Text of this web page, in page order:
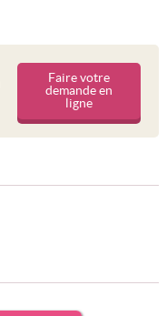
Faire votre
demande en
ligne